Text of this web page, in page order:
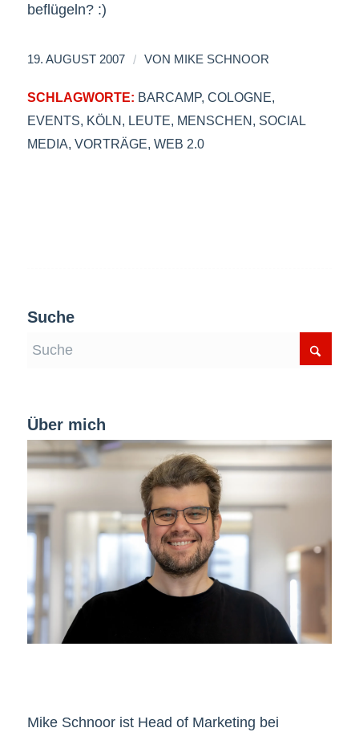
beflügeln? :)
19. AUGUST 2007 / VON MIKE SCHNOOR
SCHLAGWORTE: BARCAMP, COLOGNE,
EVENTS, KÖLN, LEUTE, MENSCHEN, SOCIAL
MEDIA, VORTRÄGE, WEB 2.0
Suche
Über mich
Mike Schnoor ist Head of Marketing bei